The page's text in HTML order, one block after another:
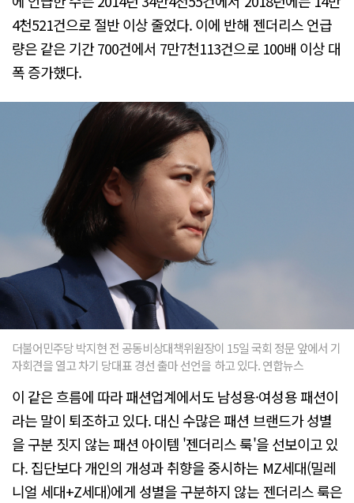
4천521건으로 절반 이상 줄었다. 이에 반해 젠더리스 언급
량은 같은 기간 700건에서 7만7천113건으로 100배 이상 대
폭 증가했다.
더불어민주당 박지현 전 공동비상대책위원장이 15일 국회 정문 앞에서 기
자회견을 열고 차기 당대표 경선 출마 선언을 하고 있다. 연합뉴스
이 같은 흐름에 따라 패션업계에서도 남성용·여성용 패션이
라는 말이 퇴조하고 있다. 대신 수많은 패션 브랜드가 성별
을 구분 짓지 않는 패션 아이템 '젠더리스 룩'을 선보이고 있
다. 집단보다 개인의 개성과 취향을 중시하는 MZ세대(밀레
니얼 세대+Z세대)에게 성별을 구분하지 않는 젠더리스 룩은